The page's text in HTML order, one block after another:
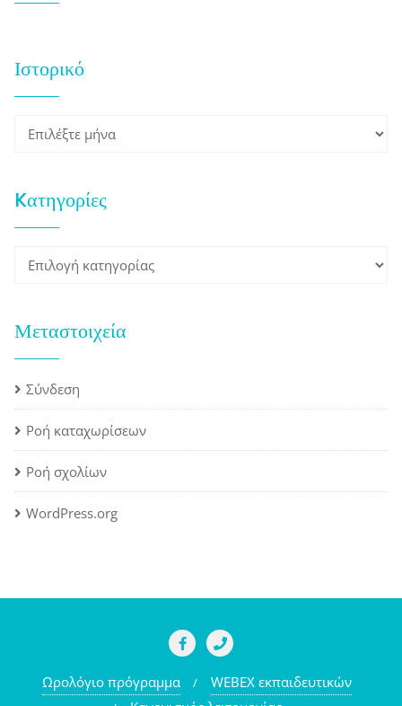
Ιστορικό
Ιστορικό
Kατηγορίες
Kατηγορίες
Μεταστοιχεία
Σύνδεση
Ροή καταχωρίσεων
Ροή σχολίων
WordPress.org
Ωρολόγιο πρόγραμμα
WEBEX εκπαιδευτικών